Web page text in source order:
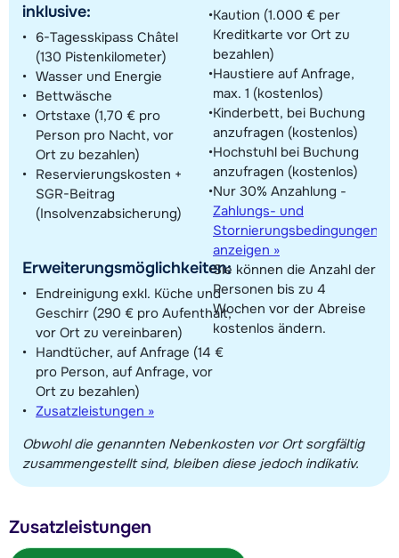
inklusive:
6-Tagesskipass Châtel
(130 Pistenkilometer)
Wasser und Energie
Bettwäsche
Ortstaxe (1,70 € pro
Person pro Nacht, vor
Ort zu bezahlen)
Reservierungskosten +
SGR-Beitrag
(Insolvenzabsicherung)
Erweiterungsmöglichkeiten:
Endreinigung exkl. Küche und
Geschirr (290 € pro Aufenthalt,
vor Ort zu vereinbaren)
Handtücher, auf Anfrage (14 €
pro Person, auf Anfrage, vor
Ort zu bezahlen)
Zusatzleistungen »
Kaution (1.000 € per
Kreditkarte vor Ort zu
bezahlen)
Haustiere auf Anfrage,
max. 1 (kostenlos)
Kinderbett, bei Buchung
anzufragen (kostenlos)
Hochstuhl bei Buchung
anzufragen (kostenlos)
Nur 30% Anzahlung -
Zahlungs- und
Stornierungsbedingungen
anzeigen »
Sie können die Anzahl der
Personen bis zu 4
Wochen vor der Abreise
kostenlos ändern.
Obwohl die genannten Nebenkosten vor Ort sorgfältig
zusammengestellt sind, bleiben diese jedoch indikativ.
Zusatzleistungen